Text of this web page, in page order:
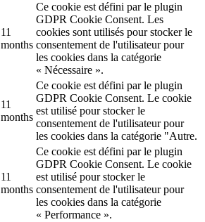
11
months
Ce cookie est défini par le plugin
GDPR Cookie Consent. Les
cookies sont utilisés pour stocker le
consentement de l'utilisateur pour
les cookies dans la catégorie
« Nécessaire ».
11
months
Ce cookie est défini par le plugin
GDPR Cookie Consent. Le cookie
est utilisé pour stocker le
consentement de l'utilisateur pour
les cookies dans la catégorie "Autre.
11
months
Ce cookie est défini par le plugin
GDPR Cookie Consent. Le cookie
est utilisé pour stocker le
consentement de l'utilisateur pour
les cookies dans la catégorie
« Performance ».